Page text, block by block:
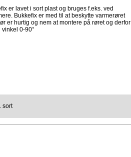
er lavet i sort plast og bruges f.eks. ved
Bukkefix er med til at beskytte varmerøret
er hurtig og nem at montere på røret og derfor
0-90°
sort